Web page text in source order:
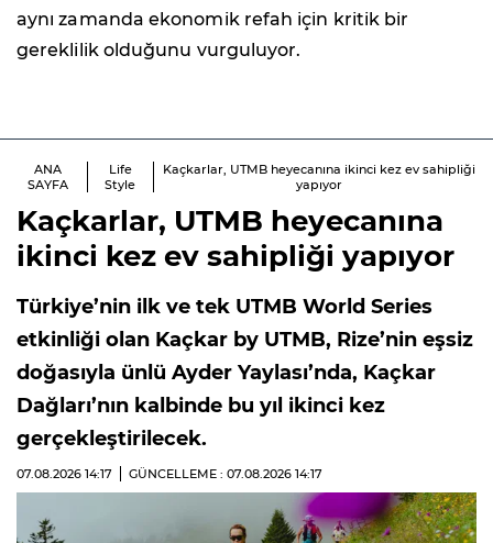
aynı zamanda ekonomik refah için kritik bir
gereklilik olduğunu vurguluyor.
ANA
SAYFA
Life
Style
Kaçkarlar, UTMB heyecanına ikinci kez ev sahipliği
yapıyor
Kaçkarlar, UTMB heyecanına
ikinci kez ev sahipliği yapıyor
Türkiye’nin ilk ve tek UTMB World Series
etkinliği olan Kaçkar by UTMB, Rize’nin eşsiz
doğasıyla ünlü Ayder Yaylası’nda, Kaçkar
Dağları’nın kalbinde bu yıl ikinci kez
gerçekleştirilecek.
07.08.2026 14:17 GÜNCELLEME : 07.08.2026 14:17